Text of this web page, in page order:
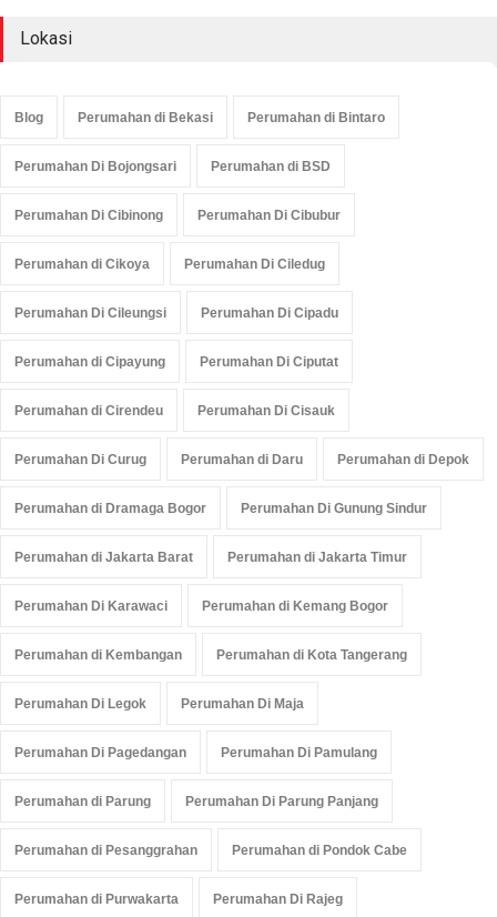
Lokasi
Blog Perumahan di Bekasi Perumahan di Bintaro
Perumahan Di Bojongsari Perumahan di BSD
Perumahan Di Cibinong Perumahan Di Cibubur
Perumahan di Cikoya Perumahan Di Ciledug
Perumahan Di Cileungsi Perumahan Di Cipadu
Perumahan di Cipayung Perumahan Di Ciputat
Perumahan di Cirendeu Perumahan Di Cisauk
Perumahan Di Curug Perumahan di Daru Perumahan di Depok
Perumahan di Dramaga Bogor Perumahan Di Gunung Sindur
Perumahan di Jakarta Barat Perumahan di Jakarta Timur
Perumahan Di Karawaci Perumahan di Kemang Bogor
Perumahan di Kembangan Perumahan di Kota Tangerang
Perumahan Di Legok Perumahan Di Maja
Perumahan Di Pagedangan Perumahan Di Pamulang
Perumahan di Parung Perumahan Di Parung Panjang
Perumahan di Pesanggrahan Perumahan di Pondok Cabe
Perumahan di Purwakarta Perumahan Di Rajeg